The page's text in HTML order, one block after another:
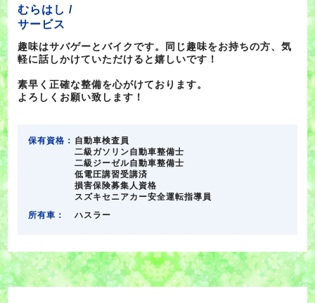
むらはし /
サービス
趣味はサバゲーとバイクです。同じ趣味をお持ちの方、気
軽に話しかけていただけると嬉しいです！
素早く正確な整備を心がけております。
よろしくお願い致します！
保有資格： 自動車検査員
二級ガソリン自動車整備士
二級ジーゼル自動車整備士
低電圧講習受講済
損害保険募集人資格
スズキセニアカー安全運転指導員
所有車：
ハスラー